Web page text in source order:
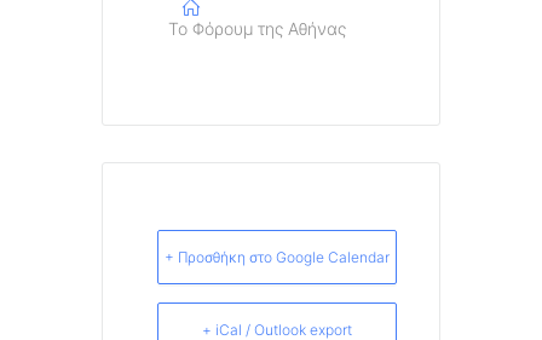
Το Φόρουμ της Αθήνας
+ Προσθήκη στο Google Calendar
+ iCal / Outlook export